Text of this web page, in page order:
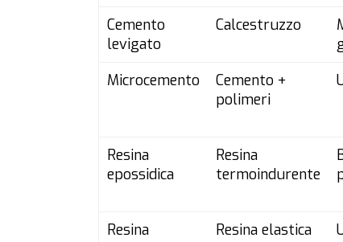
Cemento
levigato
Calcestruzzo
Microcemento
Cemento +
polimeri
Resina
epossidica
Resina
termoindurente
Resina
Resina elastica